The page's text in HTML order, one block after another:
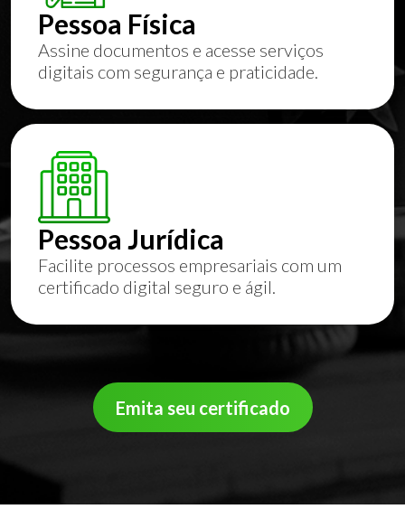
Pessoa Física
Assine documentos e acesse serviços
digitais com segurança e praticidade.
Pessoa Jurídica
Facilite processos empresariais com um
certificado digital seguro e ágil.
Emita seu certificado